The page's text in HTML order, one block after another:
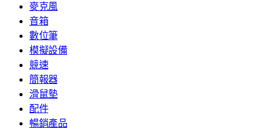
麥克風
音箱
數位筆
模擬設備
競速
簡報器
滑鼠墊
配件
暢銷產品